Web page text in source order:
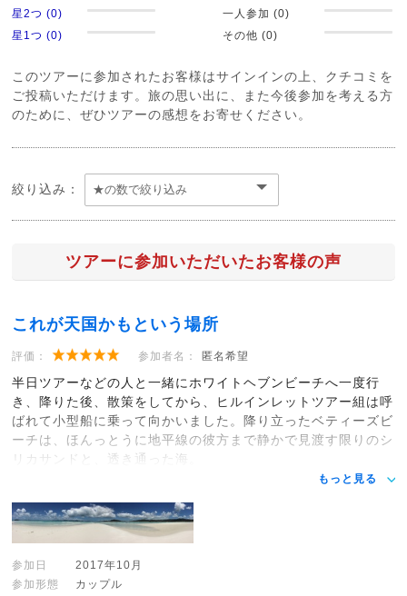
星2つ (0)
星1つ (0)
一人参加 (0)
その他 (0)
このツアーに参加されたお客様はサインインの上、クチコミを
ご投稿いただけます。旅の思い出に、また今後参加を考える方
のために、ぜひツアーの感想をお寄せください。
絞り込み：
ツアーに参加いただいたお客様の声
これが天国かもという場所
評価： 参加者名： 匿名希望
半日ツアーなどの人と一緒にホワイトヘブンビーチへ一度行
き、降りた後、散策をしてから、ヒルインレットツアー組は呼
ばれて小型船に乗って向かいました。降り立ったベティーズビ
ーチは、ほんっとうに地平線の彼方まで静かで見渡す限りのシ
リカサンドと、透き通った海。
もっと見る
参加日
2017年10月
参加形態
カップル